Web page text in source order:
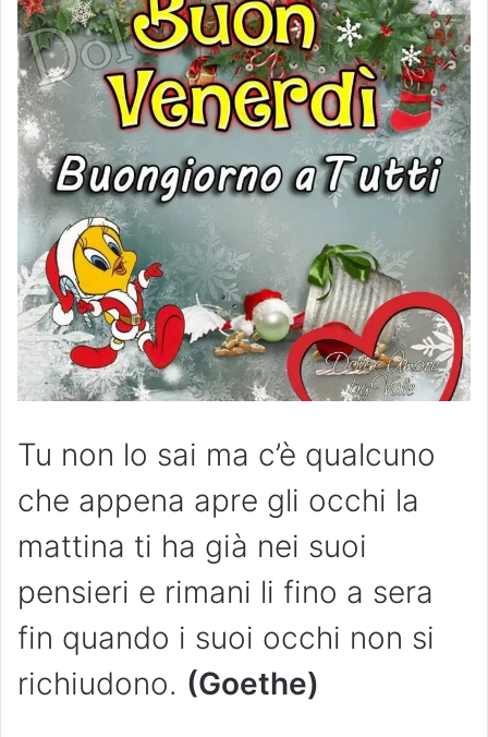
Tu non lo sai ma c’è qualcuno
che appena apre gli occhi la
mattina ti ha già nei suoi
pensieri e rimani li fino a sera
fin quando i suoi occhi non si
richiudono. (Goethe)